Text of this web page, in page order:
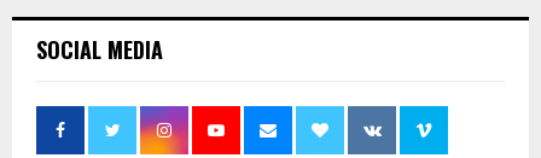
SOCIAL MEDIA